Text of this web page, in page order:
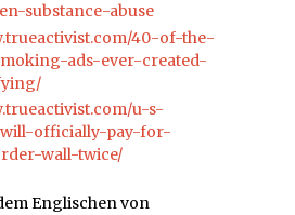
substance-abuse
40-of-the-
ads-ever-created-
u-s-
will-officially-pay-for-
wall-twice/
Englischen von